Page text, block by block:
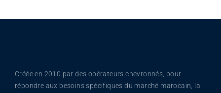
Créée en 2010 par des opérateurs chevronnés, pour
répondre aux besoins spécifiques du marché marocain, la